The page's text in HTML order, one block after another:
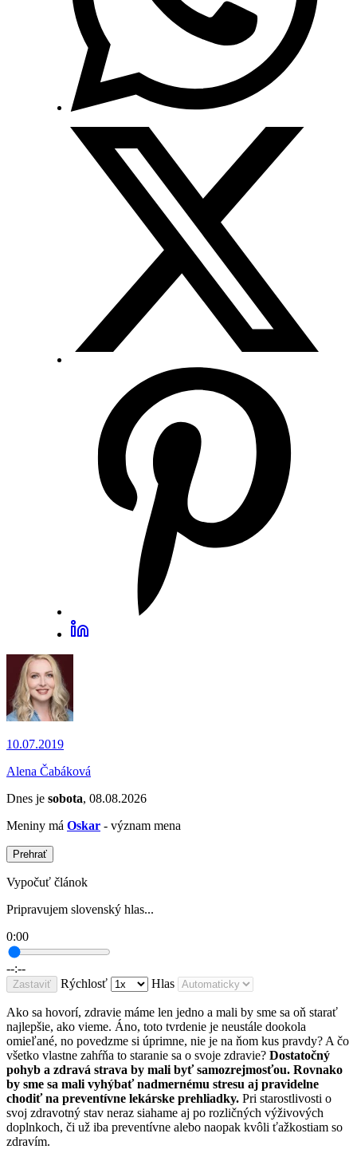
10.07.2019
Alena Čabáková
Dnes je sobota, 08.08.2026
Meniny má Oskar - význam mena
Prehrať
Vypočuť článok
Pripravujem slovenský hlas...
0:00
--:--
Zastaviť Rýchlosť Hlas
Ako sa hovorí, zdravie máme len jedno a mali by sme sa oň starať
najlepšie, ako vieme. Áno, toto tvrdenie je neustále dookola
omieľané, no povedzme si úprimne, nie je na ňom kus pravdy? A čo
všetko vlastne zahŕňa to staranie sa o svoje zdravie? Dostatočný
pohyb a zdravá strava by mali byť samozrejmosťou. Rovnako
by sme sa mali vyhýbať nadmernému stresu aj pravidelne
chodiť na preventívne lekárske prehliadky. Pri starostlivosti o
svoj zdravotný stav neraz siahame aj po rozličných výživových
doplnkoch, či už iba preventívne alebo naopak kvôli ťažkostiam so
zdravím.